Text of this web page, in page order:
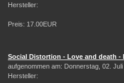
Hersteller:
Preis: 17.00EUR
Social Distortion - Love and death -
aufgenommen am: Donnerstag, 02. Juli
Hersteller: